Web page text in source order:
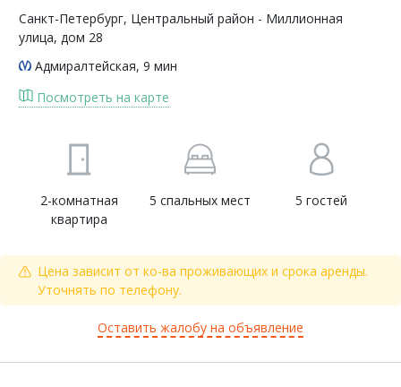
Санкт-Петербург, Центральный район - Миллионная
улица, дом 28
Адмиралтейская, 9 мин
Посмотреть на карте
2-комнатная
квартира
5 спальных мест 5 гостей
Цена зависит от ко-ва проживающих и срока аренды.
Уточнять по телефону.
Оставить жалобу на объявление